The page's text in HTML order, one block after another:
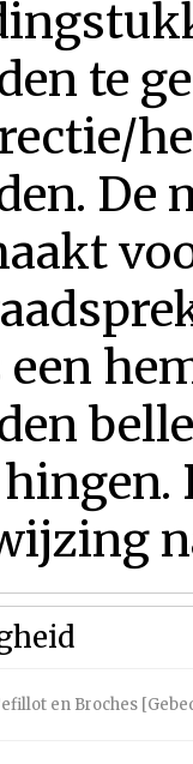
te
De
een
en Broches